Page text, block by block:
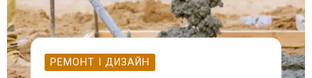
РЕМОНТ І ДИЗАЙН